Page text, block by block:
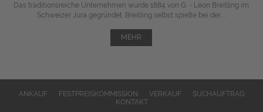
Das traditionsreiche Unternehmen wurde 1884 von G. - Léon Breitling im
Schweizer Jura gegründet. Breitling selbst spielte bei der ...
MEHR
ANKAUF FESTPREISKOMMISSION VERKAUF
SUCHAUFTRAG
KONTAKT